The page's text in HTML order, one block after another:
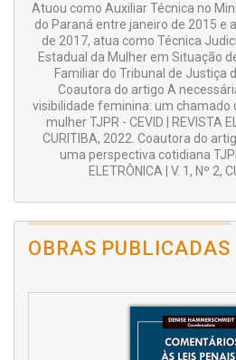
Atuou como Auxiliar Técnica no
do Paraná entre janeiro de 2015 e
de 2017, atua como Técnica
Estadual da Mulher em Situação
Familiar do Tribunal de Justiça
Coautora do artigo A
visibilidade feminina: um chamado
mulher TJPR - CEVID | REVISTA
CURITIBA, 2022. Coautora do
uma perspectiva cotidiana
ELETRÔNICA | V. 1, Nº 2,
OBRAS PUBLICADAS